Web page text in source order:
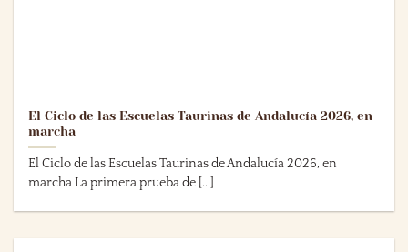
El Ciclo de las Escuelas Taurinas de Andalucía 2026, en
marcha
El Ciclo de las Escuelas Taurinas de Andalucía 2026, en
marcha La primera prueba de [...]